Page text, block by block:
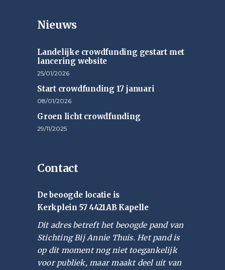
Nieuws
Landelijke crowdfunding gestart met
lancering website
25/01/2026
Start crowdfunding 17 januari
08/01/2026
Groen licht crowdfunding
29/11/2025
Contact
De beoogde locatie is
Kerkplein 57 4421AB Kapelle
Dit adres betreft het beoogde pand van
Stichting Bij Annie Thuis. Het pand is
op dit moment nog niet toegankelijk
voor publiek, maar maakt deel uit van